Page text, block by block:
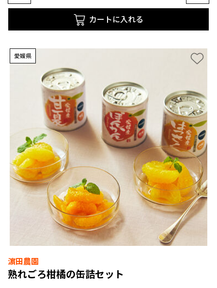
カートに入れる
愛媛県
濵田農園
熟れごろ柑橘の缶詰セット